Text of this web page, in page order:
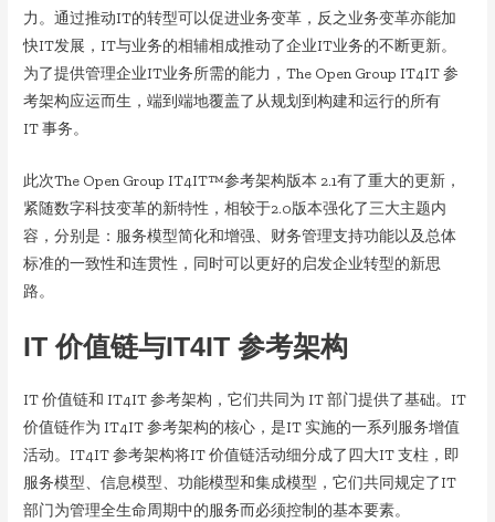
力。通过推动IT的转型可以促进业务变革，反之业务变革亦能加
快IT发展，IT与业务的相辅相成推动了企业IT业务的不断更新。
为了提供管理企业IT业务所需的能力，The Open Group IT4IT 参
考架构应运而生，端到端地覆盖了从规划到构建和运行的所有
IT 事务。
此次The Open Group IT4IT™参考架构版本 2.1有了重大的更新，
紧随数字科技变革的新特性，相较于2.0版本强化了三大主题内
容，分别是：服务模型简化和增强、财务管理支持功能以及总体
标准的一致性和连贯性，同时可以更好的启发企业转型的新思
路。
IT价值链与IT4IT参考架构
IT 价值链和 IT4IT 参考架构，它们共同为 IT 部门提供了基础。IT
价值链作为 IT4IT 参考架构的核心，是IT 实施的一系列服务增值
活动。IT4IT 参考架构将IT 价值链活动细分成了四大IT 支柱，即
服务模型、信息模型、功能模型和集成模型，它们共同规定了IT
部门为管理全生命周期中的服务而必须控制的基本要素。